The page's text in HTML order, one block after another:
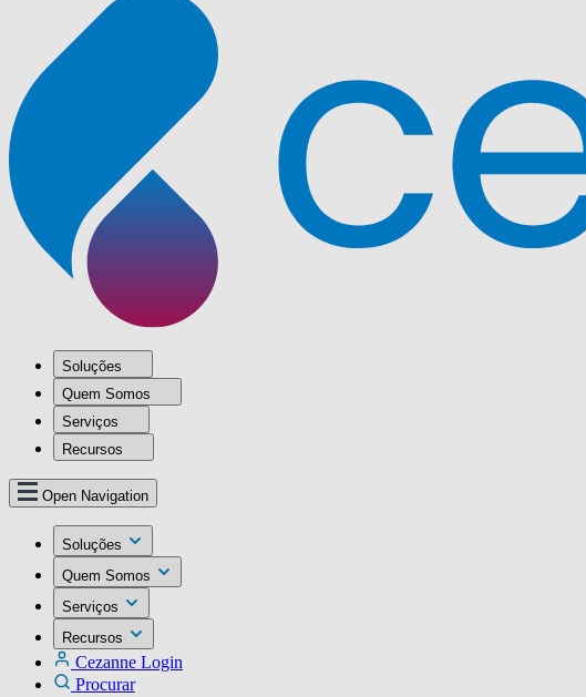
Soluções
Quem Somos
Serviços
Recursos
Open Navigation
Soluções
Quem Somos
Serviços
Recursos
Cezanne Login
Procurar